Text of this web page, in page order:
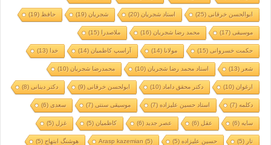
ابوالحسن خرقانی(25) استاد شجریان(20) شجریان(19) حافظ (19)
موسیقی(17) محمد رضا شجریان(16) ملاصدرا (15)
حکمت خسروانی(15) مولانا (14) آراسپ کاظمیان(14) خدا (13)
شعر (13) استاد محمد رضا شجریان(10) محمدرضا شجریان(10)
ارغوان(10) دکتر محقق داماد (10) ابولحسن خرقانی(9) دکتر دینانی(8)
دکلمه(7) استاد حسین علیزاده(7) موسیقی سنتی(7) سعدی(6)
سایه(6) عقل (6) عصر جدید (6) کاظمیان(5) غزل (5)
تار (5) حسین علیزاده(5)
Arasp kazemian (5) هوشنگ ابتهاج(5)